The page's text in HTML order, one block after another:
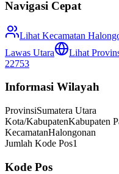
Navigasi Cepat
Lihat Kecamatan
Lawas Utara
Lihat
22753
Informasi Wilayah
ProvinsiSumatera Utara
Kota/KabupatenKabupaten
KecamatanHalongonan
Jumlah Kode Pos1
Kode Pos